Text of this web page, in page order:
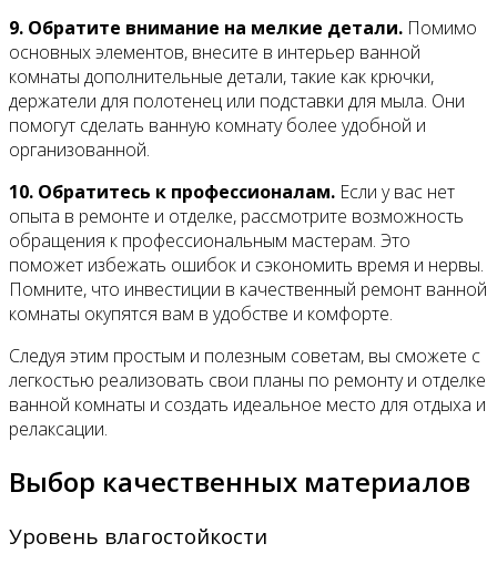
9. Обратите внимание на мелкие детали. Помимо
основных элементов, внесите в интерьер ванной
комнаты дополнительные детали, такие как крючки,
держатели для полотенец или подставки для мыла. Они
помогут сделать ванную комнату более удобной и
организованной.
10. Обратитесь к профессионалам. Если у вас нет
опыта в ремонте и отделке, рассмотрите возможность
обращения к профессиональным мастерам. Это
поможет избежать ошибок и сэкономить время и нервы.
Помните, что инвестиции в качественный ремонт ванной
комнаты окупятся вам в удобстве и комфорте.
Следуя этим простым и полезным советам, вы сможете с
легкостью реализовать свои планы по ремонту и отделке
ванной комнаты и создать идеальное место для отдыха и
релаксации.
Выбор качественных материалов
Уровень влагостойкости